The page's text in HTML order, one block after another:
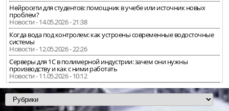
Нейросети для студентов: помощник в учебе или источник новых
проблем?
Новости - 14.05.2026 - 21:38
Когда вода под контролем: как устроены современные водосточные
системы
Новости - 12.05.2026 - 22:26
Серверы для 1С в полимерной индустрии: зачем они нужны
производству и как с ними работать
Новости - 11.05.2026 - 10:12